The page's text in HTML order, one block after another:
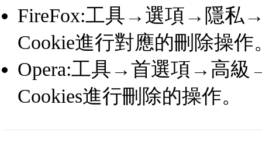
FireFox:工具→選項→隱私
Cookie進行對應的刪除操作
Opera:工具→首選項→高級
Cookies進行刪除的操作。